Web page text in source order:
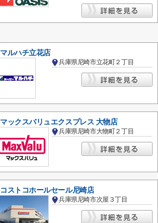
マルハチ立花店
兵庫県尼崎市立花町２丁目
マックスバリュエクスプレス 大物店
兵庫県尼崎市大物町２丁目
コストコホールセール尼崎店
兵庫県尼崎市次屋３丁目